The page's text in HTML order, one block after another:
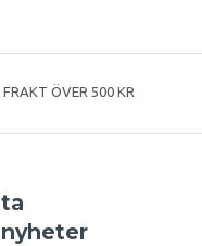
FRAKT ÖVER 500 KR